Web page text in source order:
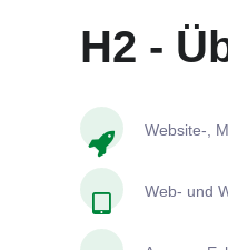
H2 -
Website-,
Web- und